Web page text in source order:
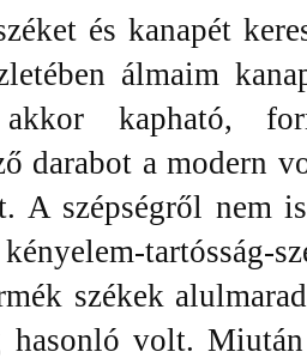
és kanapét
álmaim
kapható,
darabot a modern
A szépségről nem
tartósság-
székek
hasonló volt.